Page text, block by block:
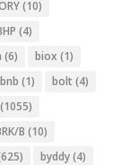
(10)
(4)
(6) biox (1)
bnb (1) bolt (4)
(1055)
B (10)
byddy(4)